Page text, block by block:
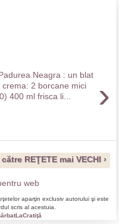
›
Neagra : un blat
2 borcane mici
400 ml frisca li...
către REŢETE mai VECHI ›
web
aparţin exclusiv autorului şi este
scris al acestuia.